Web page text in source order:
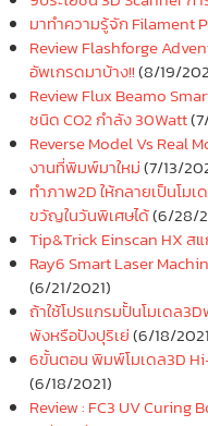
มาทำความรู้จัก Filament
Review Flashforge
อัพเกรดมาบ้าง!!(8/19/
Review Flux Beamo
ชนิด CO2 กำลัง 30Watt
Reverse Model Vs Real
งานที่พิมพ์มาใหม่(7/13/
ทำภาพ2D ให้กลายเป็นโม
ขวัญในวันพิเศษได้(6/28/
Tip&Trick Einscan HX ส
Ray6 Smart Laser
(6/21/2021)
ถ้าใช้โปรแกรมปั้นโมเดล
พังหรือปังปุริเย่(6/18/
6ขั้นตอน พิมพ์โมเดล3D
(6/18/2021)
Review : FC3 UV Curing